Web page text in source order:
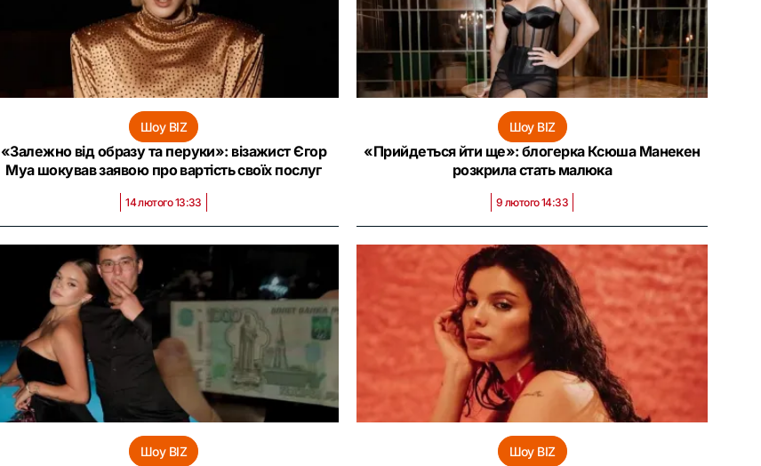
Шоу BIZ
«Залежно від образу та перуки»: візажист Єгор
Муа шокував заявою про вартість своїх послуг
14 лютого 13:33
Шоу BIZ
«Прийдеться йти ще»: блогерка Ксюша Манекен
розкрила стать малюка
9 лютого 14:33
Шоу BIZ Шоу BIZ